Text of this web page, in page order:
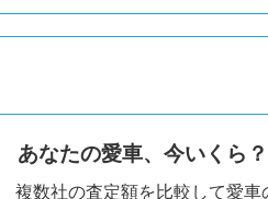
あなたの愛車、今いくら？
複数社の査定額を比較して愛